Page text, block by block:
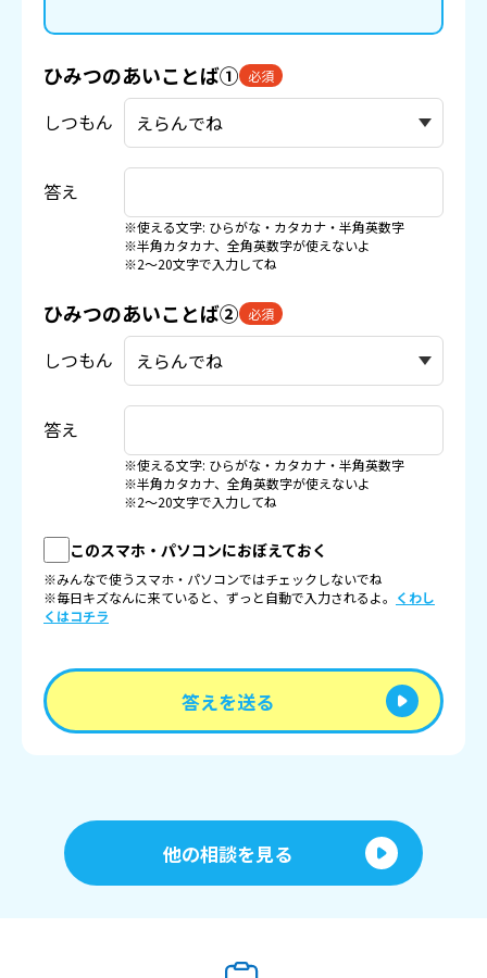
ひみつのあいことば① 必須
しつもん
答え
※使える文字: ひらがな・カタカナ・半角英数字
※半角カタカナ、全角英数字が使えないよ
※2〜20文字で入力してね
ひみつのあいことば② 必須
しつもん
答え
※使える文字: ひらがな・カタカナ・半角英数字
※半角カタカナ、全角英数字が使えないよ
※2〜20文字で入力してね
このスマホ・パソコンにおぼえておく
※みんなで使うスマホ・パソコンではチェックしないでね
※毎日キズなんに来ていると、ずっと自動で入力されるよ。 くわし
くはコチラ
答えを送る
他の相談を見る